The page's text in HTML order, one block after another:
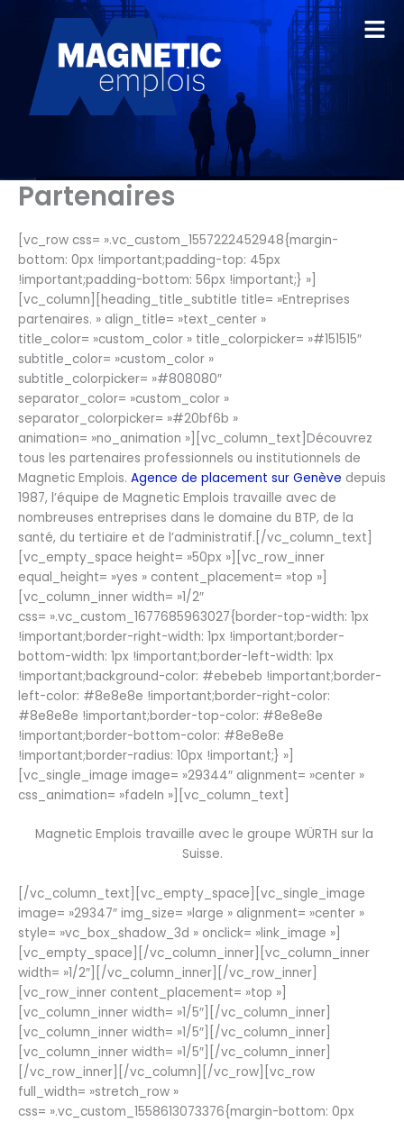
contenu
Partenaires
[vc_row css= ».vc_custom_1557222452948{margin-
bottom: 0px !important;padding-top: 45px
!important;padding-bottom: 56px !important;} »]
[vc_column][heading_title_subtitle title= »Entreprises
partenaires. » align_title= »text_center »
title_color= »custom_color » title_colorpicker= »#151515″
subtitle_color= »custom_color »
subtitle_colorpicker= »#808080″
separator_color= »custom_color »
separator_colorpicker= »#20bf6b »
animation= »no_animation »][vc_column_text]Découvrez
tous les partenaires professionnels ou institutionnels de
Magnetic Emplois. Agence de placement sur Genève depuis
1987, l’équipe de Magnetic Emplois travaille avec de
nombreuses entreprises dans le domaine du BTP, de la
santé, du tertiaire et de l’administratif.[/vc_column_text]
[vc_empty_space height= »50px »][vc_row_inner
equal_height= »yes » content_placement= »top »]
[vc_column_inner width= »1/2″
css= ».vc_custom_1677685963027{border-top-width: 1px
!important;border-right-width: 1px !important;border-
bottom-width: 1px !important;border-left-width: 1px
!important;background-color: #ebebeb !important;border-
left-color: #8e8e8e !important;border-right-color:
#8e8e8e !important;border-top-color: #8e8e8e
!important;border-bottom-color: #8e8e8e
!important;border-radius: 10px !important;} »]
[vc_single_image image= »29344″ alignment= »center »
css_animation= »fadeIn »][vc_column_text]
Magnetic Emplois travaille avec le groupe WÜRTH sur la
Suisse.
[/vc_column_text][vc_empty_space][vc_single_image
image= »29347″ img_size= »large » alignment= »center »
style= »vc_box_shadow_3d » onclick= »link_image »]
[vc_empty_space][/vc_column_inner][vc_column_inner
width= »1/2″][/vc_column_inner][/vc_row_inner]
[vc_row_inner content_placement= »top »]
[vc_column_inner width= »1/5″][/vc_column_inner]
[vc_column_inner width= »1/5″][/vc_column_inner]
[vc_column_inner width= »1/5″][/vc_column_inner]
[/vc_row_inner][/vc_column][/vc_row][vc_row
full_width= »stretch_row »
css= ».vc_custom_1558613073376{margin-bottom: 0px